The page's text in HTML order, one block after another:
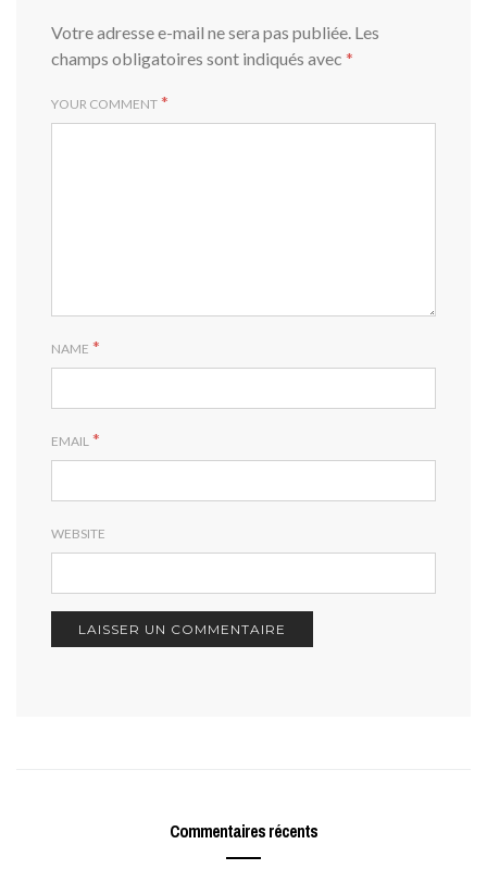
Votre adresse e-mail ne sera pas publiée. Les
champs obligatoires sont indiqués avec *
YOUR COMMENT *
NAME *
EMAIL *
WEBSITE
Commentaires récents